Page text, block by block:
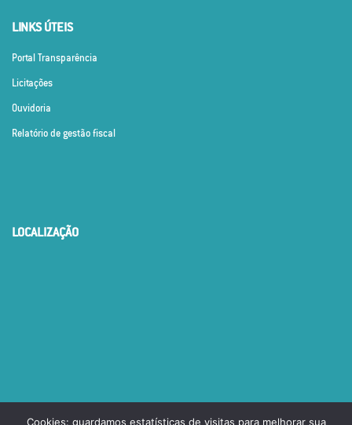
LINKS ÚTEIS
Portal Transparência
Licitações
Ouvidoria
Relatório de gestão fiscal
LOCALIZAÇÃO
Cookies: guardamos estatísticas de visitas para melhorar sua